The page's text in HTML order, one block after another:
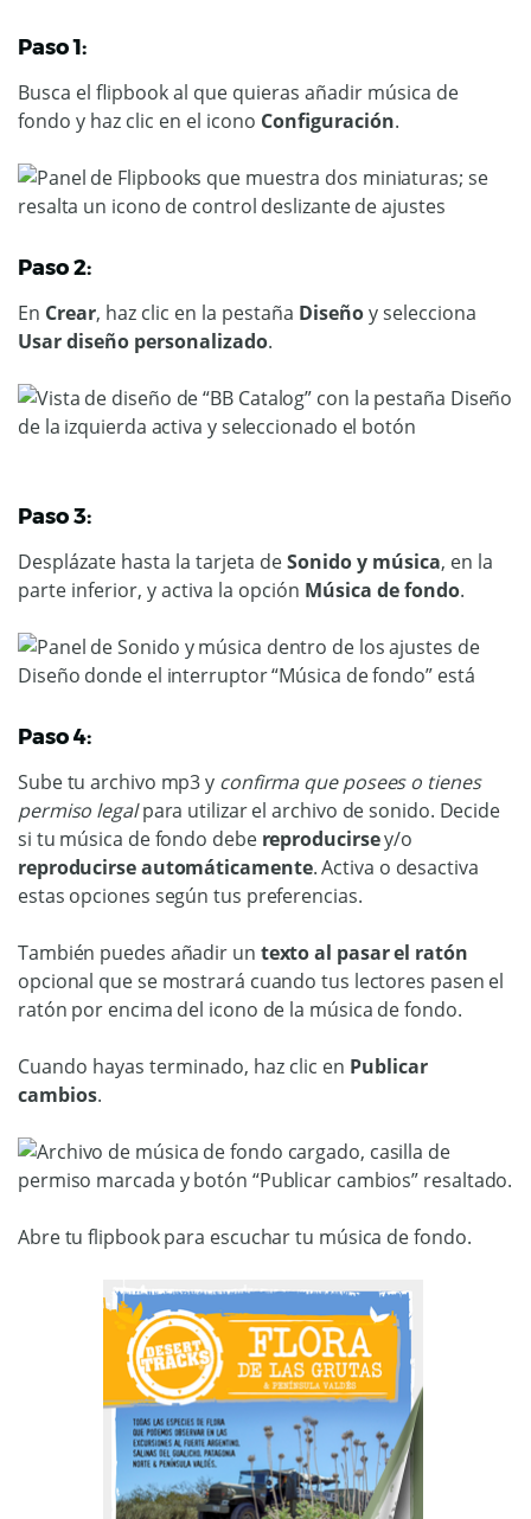
Paso 1:
Busca el flipbook al que quieras añadir música de
fondo y haz clic en el icono Configuración.
Paso 2:
En Crear, haz clic en la pestaña Diseñoy selecciona
Usar diseño personalizado.
Paso 3:
Desplázate hasta la tarjeta deSonido y música, en la
parte inferior, y activa la opción Música de fondo.
Paso 4:
Sube tu archivo mp3 y confirma que posees o tienes
permiso legalpara utilizar el archivo de sonido. Decide
si tu música de fondo debe reproducirsey/o
reproducirseautomáticamente. Activa o desactiva
estas opciones según tus preferencias.
También puedes añadir un texto al pasar el ratón
opcional que se mostrará cuando tus lectores pasen el
ratón por encima del icono de la música de fondo.
Cuando hayas terminado, haz clic en Publicar
cambios.
Abre tu flipbook para escuchar tu música de fondo.